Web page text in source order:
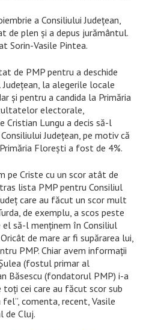
a Consiliului Județean,
de plen și a depus jurământul.
Sorin-Vasile Pintea.
de PMP pentru a deschide
la alegerile locale
și pentru a candida la Primăria
electorale,
Cristian Lungu a decis să-l
Județean, pe motiv că
Florești a fost de 4%.
pe Criste cu un scor atât de
lista PMP pentru Consiliul
care au făcut un scor mult
de exemplu, a scos peste
să-l menținem în Consiliul
de mare ar fi supărarea lui,
PMP. Chiar avem informații
(fostul primar al
Băsescu (fondatorul PMP) i-a
cei care au făcut scor sub
comenta, recent, Vasile
de Cluj.